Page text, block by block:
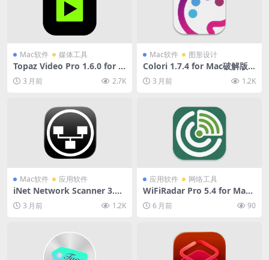
Mac软件 媒体工具
Topaz Video Pro 1.6.0 for M
ac破解版 (视频无损放大修复
软件)3 月前 2.7K
Mac软件 图形设计
Colori 1.7.4 for Mac破解版
(颜色设计软件)
3 月前 1.2K
Mac软件 应用软件
iNet Network Scanner 3.2.
5 for Mac破解版 (网络环境扫
描软件)
3 月前 1.2K
应用软件 网络工具
WiFiRadar Pro 5.4 for Mac
破解版 (无线网络监控分析软
件)6 月前 90